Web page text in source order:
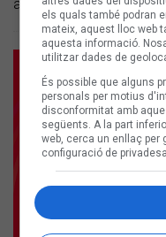
anual que mostra l’ofici
els quals també podran
mateix, aquest lloc web
aquesta informació.
utilitzar dades de
És possible que alguns
personals per motius
disconformitat amb
següents. A la part
web, cerca un enllaç
configuració de